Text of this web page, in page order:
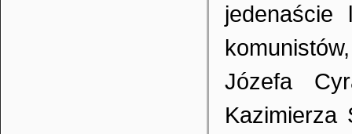
jedenaście
Józefa
Kazimierza